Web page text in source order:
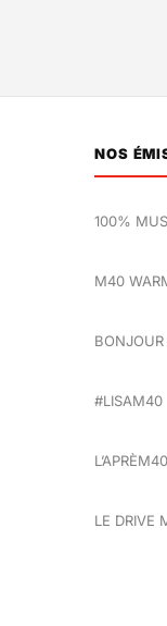
NOS
100%
M40
#LISAM40
L’APRÈM40
LE DRIVE